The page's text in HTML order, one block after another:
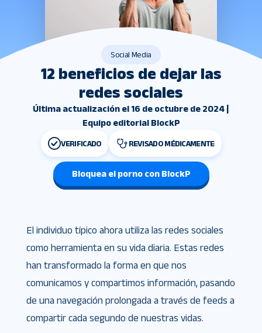
Social Media
12 beneficios de dejar las
redes sociales
Última actualización el 16 de octubre de 2024 |
Equipo editorial BlockP
VERIFICADO REVISADO MÉDICAMENTE
Bloquea el porno con BlockP
El individuo típico ahora utiliza las redes sociales
como herramienta en su vida diaria. Estas redes
han transformado la forma en que nos
comunicamos y compartimos información, pasando
de una navegación prolongada a través de feeds a
compartir cada segundo de nuestras vidas.